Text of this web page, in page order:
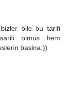
bile bu tarifi
olmus hem
basina:))